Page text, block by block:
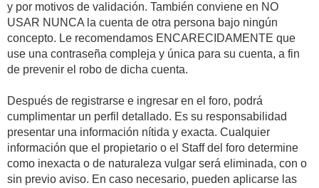
y por motivos de validación. También conviene en NO
USAR NUNCA la cuenta de otra persona bajo ningún
concepto. Le recomendamos ENCARECIDAMENTE que
use una contraseña compleja y única para su cuenta, a fin
de prevenir el robo de dicha cuenta.
Después de registrarse e ingresar en el foro, podrá
cumplimentar un perfil detallado. Es su responsabilidad
presentar una información nítida y exacta. Cualquier
información que el propietario o el Staff del foro determine
como inexacta o de naturaleza vulgar será eliminada, con o
sin previo aviso. En caso necesario, pueden aplicarse las